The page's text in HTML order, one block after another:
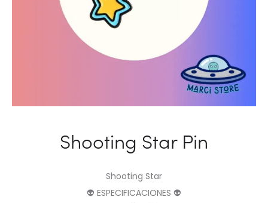
Shooting Star Pin
Shooting Star
👽 ESPECIFICACIONES 👽